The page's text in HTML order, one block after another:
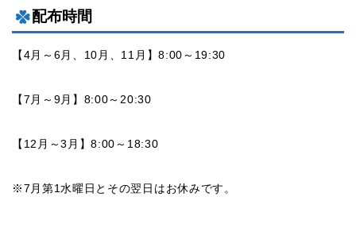
配布時間
【4月～6月、10月、11月】8:00～19:30
【7月～9月】8:00～20:30
【12月～3月】8:00～18:30
※7月第1水曜日とその翌日はお休みです。